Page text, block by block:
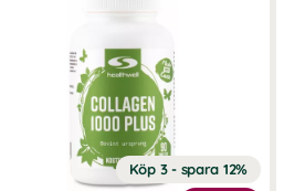
Köp 3 - spara 12%